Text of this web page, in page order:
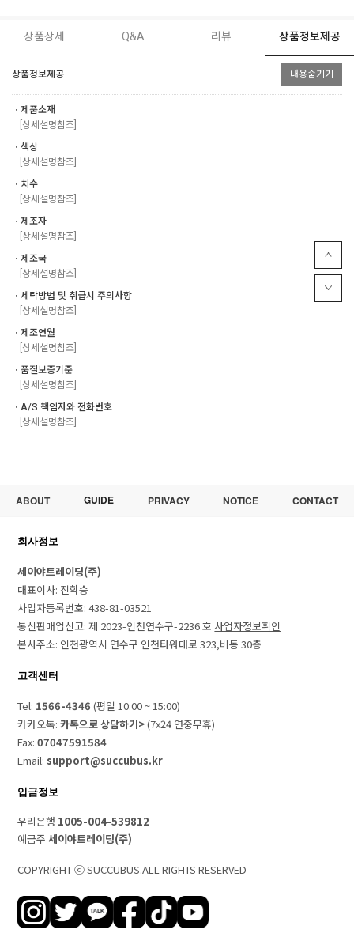
상품상세 Q&A 리뷰 상품정보제공
상품정보제공 내용숨기기
ㆍ제품소재
[상세설명참조]
ㆍ색상
[상세설명참조]
ㆍ치수
[상세설명참조]
ㆍ제조자
[상세설명참조]
ㆍ제조국
[상세설명참조]
ㆍ세탁방법 및 취급시 주의사항
[상세설명참조]
ㆍ제조연월
[상세설명참조]
ㆍ품질보증기준
[상세설명참조]
ㆍA/S 책임자와 전화번호
[상세설명참조]
ABOUT GUIDE PRIVACY NOTICE CONTACT
회사정보
세이야트레이딩(주)
대표이사: 진학승
사업자등록번호: 438-81-03521
통신판매업신고: 제 2023-인천연수구-2236 호 사업자정보확인
본사주소: 인천광역시 연수구 인천타워대로 323,비동 30층
고객센터
Tel: 1566-4346 (평일 10:00 ~ 15:00)
카카오톡:카톡으로 상담하기>(7x24 연중무휴)
Fax:07047591584
Email:support@succubus.kr
입금정보
우리은행 1005-004-539812
예금주세이야트레이딩(주)
COPYRIGHT ⓒ SUCCUBUS.ALL RIGHTS RESERVED